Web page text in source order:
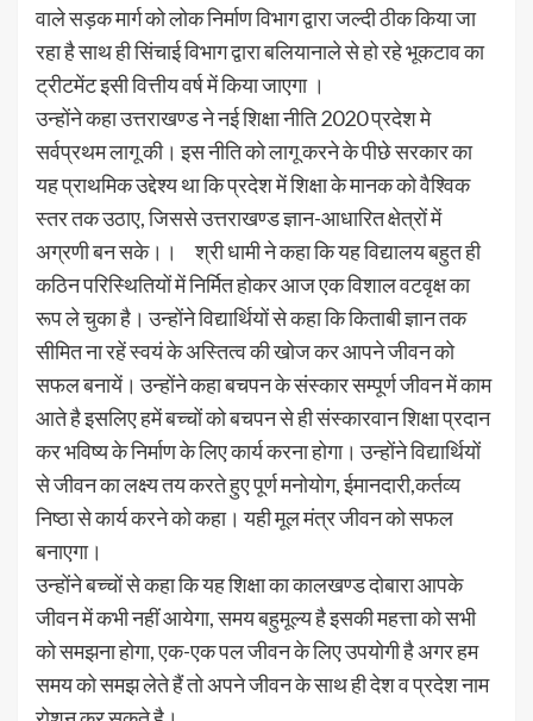
वाले सड़क मार्ग को लोक निर्माण विभाग द्वारा जल्दी ठीक किया जा
रहा है साथ ही सिंचाई विभाग द्वारा बलियानाले से हो रहे भूकटाव का
ट्रीटमेंट इसी वित्तीय वर्ष में किया जाएगा ।
उन्होंने कहा उत्तराखण्ड ने नई शिक्षा नीति 2020 प्रदेश मे
सर्वप्रथम लागू की। इस नीति को लागू करने के पीछे सरकार का
यह प्राथमिक उद्देश्य था कि प्रदेश में शिक्षा के मानक को वैश्विक
स्तर तक उठाए, जिससे उत्तराखण्ड ज्ञान-आधारित क्षेत्रों में
अग्रणी बन सके।। श्री धामी ने कहा कि यह विद्यालय बहुत ही
कठिन परिस्थितियों में निर्मित होकर आज एक विशाल वटवृक्ष का
रूप ले चुका है। उन्होंने विद्यार्थियों से कहा कि किताबी ज्ञान तक
सीमित ना रहें स्वयं के अस्तित्व की खोज कर आपने जीवन को
सफल बनायें। उन्होंने कहा बचपन के संस्कार सम्पूर्ण जीवन में काम
आते है इसलिए हमें बच्चों को बचपन से ही संस्कारवान शिक्षा प्रदान
कर भविष्य के निर्माण के लिए कार्य करना होगा। उन्होंने विद्यार्थियों
से जीवन का लक्ष्य तय करते हुए पूर्ण मनोयोग, ईमानदारी,कर्तव्य
निष्ठा से कार्य करने को कहा। यही मूल मंत्र जीवन को सफल
बनाएगा।
उन्होंने बच्चों से कहा कि यह शिक्षा का कालखण्ड दोबारा आपके
जीवन में कभी नहीं आयेगा, समय बहुमूल्य है इसकी महत्ता को सभी
को समझना होगा, एक-एक पल जीवन के लिए उपयोगी है अगर हम
समय को समझ लेते हैं तो अपने जीवन के साथ ही देश व प्रदेश नाम